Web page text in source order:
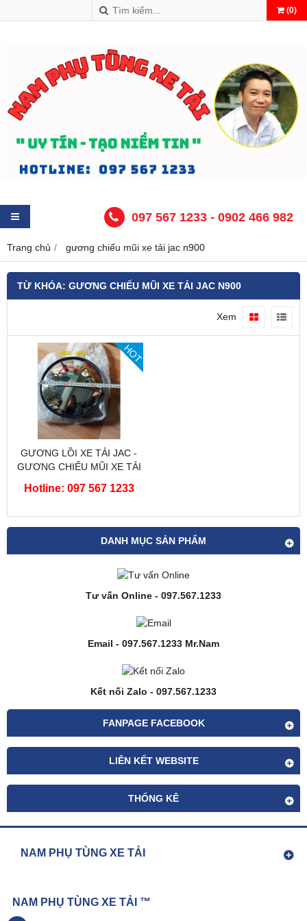
(0)
097 567 1233 - 0902 466 982
Trang chủ gương chiếu mũi xe tải jac n900
DANH MỤC SẢN PHẨM
Tư vấn Online - 097.567.1233
Email - 097.567.1233 Mr.Nam
Kết nối Zalo - 097.567.1233
FANPAGE FACEBOOK
LIÊN KẾT WEBSITE
THỐNG KÊ
TỪ KHÓA: GƯƠNG CHIẾU MŨI XE TẢI JAC N900
Xem
HOT
GƯƠNG LỒI XE TẢI JAC -
GƯƠNG CHIẾU MŨI XE TẢI
Hotline: 097 567 1233
NAM PHỤ TÙNG XE TẢI
NAM PHỤ TÙNG XE TẢI ™